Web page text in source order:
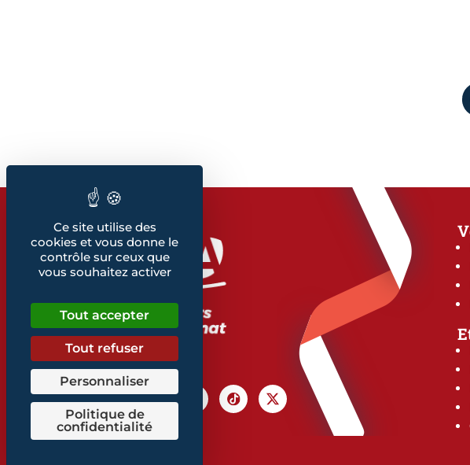
Ce site utilise des
cookies et vous donne le
contrôle sur ceux que
vous souhaitez activer
Tout accepter
Tout refuser
Personnaliser
Politique de
confidentialité